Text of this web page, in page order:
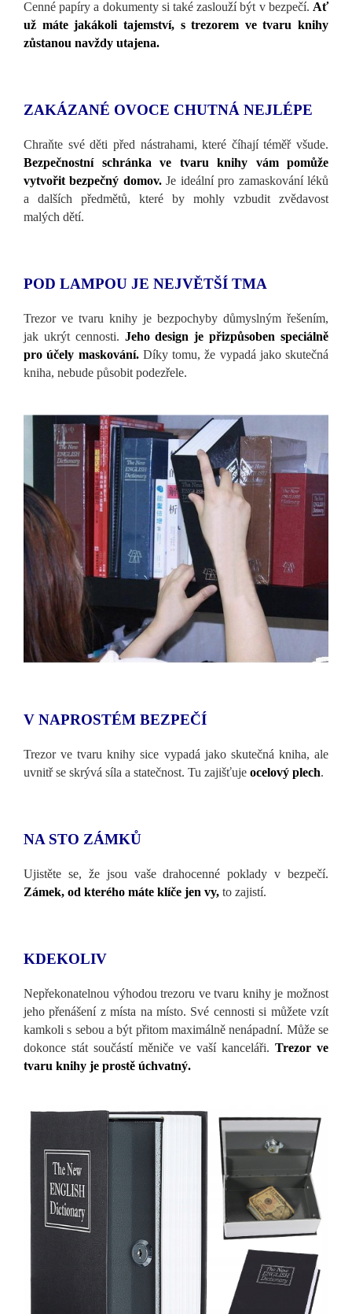
Cenné papíry a dokumenty si také zaslouží být v bezpečí. Ať
už máte jakákoli tajemství, s trezorem ve tvaru knihy
zůstanou navždy utajena.
ZAKÁZANÉ OVOCE CHUTNÁ NEJLÉPE
Chraňte své děti před nástrahami, které číhají téměř všude.
Bezpečnostní schránka ve tvaru knihy vám pomůže
vytvořit bezpečný domov.Je ideální pro zamaskování léků
a dalších předmětů, které by mohly vzbudit zvědavost
malých dětí.
POD LAMPOU JE NEJVĚTŠÍ TMA
Trezor ve tvaru knihy je bezpochyby důmyslným řešením,
jak ukrýt cennosti. Jeho design je přizpůsoben speciálně
pro účely maskování.Díky tomu, že vypadá jako skutečná
kniha, nebude působit podezřele.
V NAPROSTÉM BEZPEČÍ
Trezor ve tvaru knihy sice vypadá jako skutečná kniha, ale
uvnitř se skrývá síla a statečnost. Tu zajišťuje ocelový plech.
NA STO ZÁMKŮ
Ujistěte se, že jsou vaše drahocenné poklady v bezpečí.
Zámek, od kterého máte klíče jen vy, to zajistí.
KDEKOLIV
Nepřekonatelnou výhodou trezoru ve tvaru knihy je možnost
jeho přenášení z místa na místo. Své cennosti si můžete vzít
kamkoli s sebou a být přitom maximálně nenápadní. Může se
dokonce stát součástí měniče ve vaší kanceláři. Trezor ve
tvaru knihy je prostě úchvatný.